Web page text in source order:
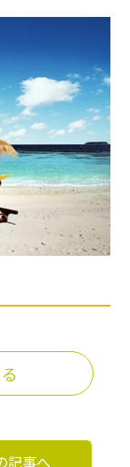
記事へ